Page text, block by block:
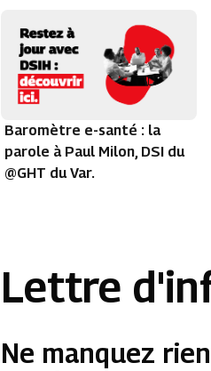
Baromètre e-santé : la
parole à Paul Milon, DSI du
@GHT du Var.
Lettre
Ne manquez